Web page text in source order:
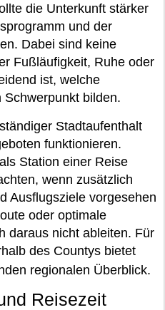
die Unterkunft stärker
und der
Dabei sind keine
Fußläufigkeit, Ruhe oder
ist, welche
bilden.
Stadtaufenthalt
funktionieren.
Station einer Reise
wenn zusätzlich
Ausflugsziele vorgesehen
oder optimale
daraus nicht ableiten. Für
des Countys bietet
regionalen Überblick.
Reisezeit